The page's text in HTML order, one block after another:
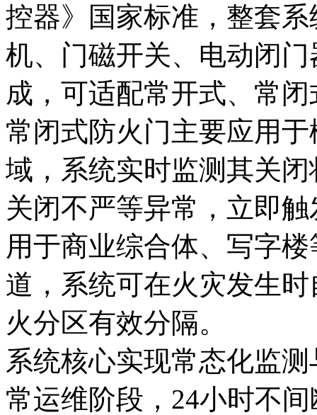
控器》国家标准，整套
机、门磁开关、电动闭
成，可适配常开式、常
常闭式防火门主要应用
域，系统实时监测其关
关闭不严等异常，立即
用于商业综合体、写字
道，系统可在火灾发生
火分区有效分隔。
系统核心实现常态化监
常运维阶段，24小时不